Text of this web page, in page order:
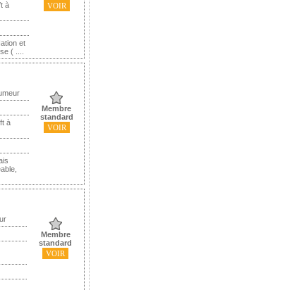
VOIR
à
et
( ....
Membre
standard
VOIR
à
Membre
standard
VOIR